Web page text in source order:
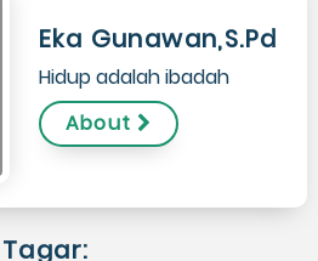
Eka Gunawan,S.Pd
Hidup adalah ibadah
About
Tagar: